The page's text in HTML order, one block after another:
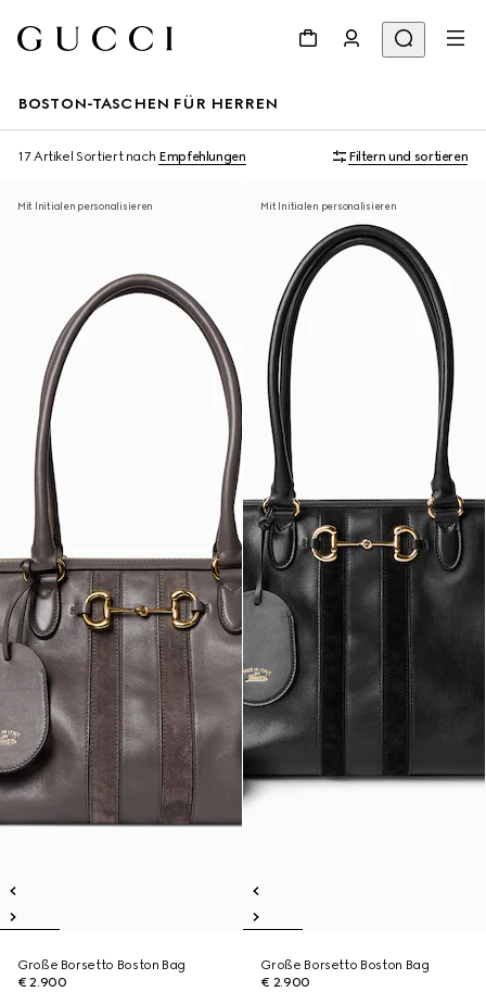
BOSTON-TASCHEN FÜR HERREN
17 Artikel Sortiert nach Empfehlungen Filtern und sortieren
Mit Initialen personalisieren
Große Borsetto Boston Bag
€ 2.900
Mit Initialen personalisieren
Große Borsetto Boston Bag
€ 2.900